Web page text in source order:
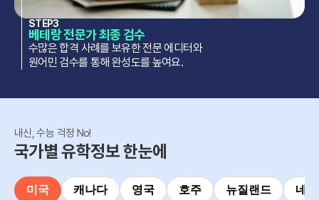
STEP3
베테랑 전문가 최종 검수
수많은 합격 사례를 보유한 전문 에디터와
원어민 검수를 통해 완성도를 높여요.
내신, 수능 걱정 No!
국가별 유학정보 한눈에
미국 캐나다 영국 호주 뉴질랜드 네